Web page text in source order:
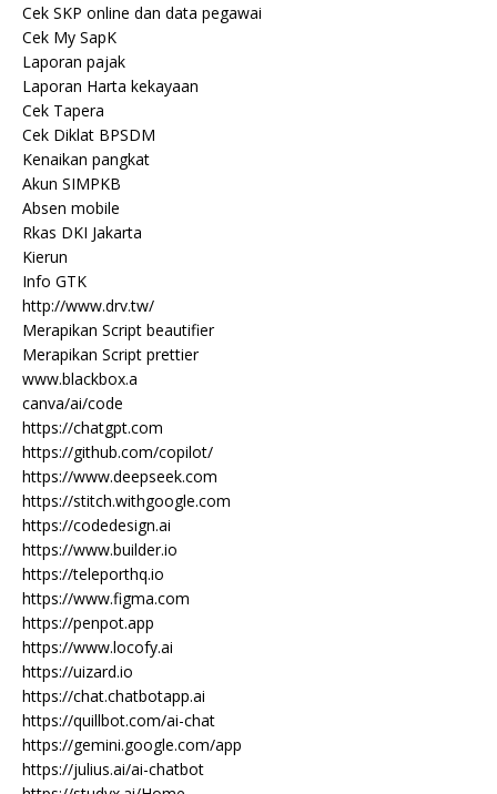
Cek SKP online dan data pegawai
Cek My SapK
Laporan pajak
Laporan Harta kekayaan
Cek Tapera
Cek Diklat BPSDM
Kenaikan pangkat
Akun SIMPKB
Absen mobile
Rkas DKI Jakarta
Kierun
Info GTK
http://www.drv.tw/
Merapikan Script beautifier
Merapikan Script prettier
www.blackbox.a
canva/ai/code
https://chatgpt.com
https://github.com/copilot/
https://www.deepseek.com
https://stitch.withgoogle.com
https://codedesign.ai
https://www.builder.io
https://teleporthq.io
https://www.figma.com
https://penpot.app
https://www.locofy.ai
https://uizard.io
https://chat.chatbotapp.ai
https://quillbot.com/ai-chat
https://gemini.google.com/app
https://julius.ai/ai-chatbot